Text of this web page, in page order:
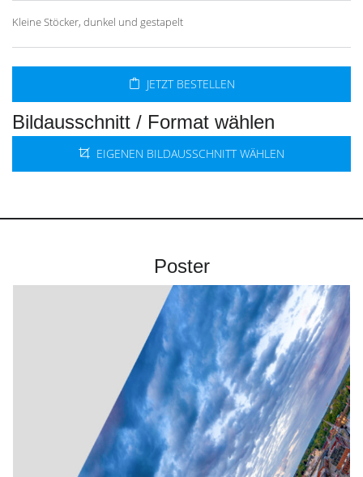
Kleine Stöcker, dunkel und gestapelt
JETZT BESTELLEN
Bildausschnitt / Format wählen
EIGENEN BILDAUSSCHNITT WÄHLEN
Poster